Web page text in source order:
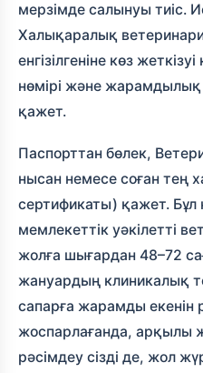
мерзімде салынуы тиіс.
Халықаралық
енгізілгеніне көз
нөмірі және жарамдылық
қажет.
Паспорттан бөлек,
нысан немесе соған тең
сертификаты) қажет. Бұл
мемлекеттік уәкілетті
жолға шығардан 48–72
жануардың клиникалық
сапарға жарамды
жоспарлағанда, арқылы
рәсімдеу сізді де, жол